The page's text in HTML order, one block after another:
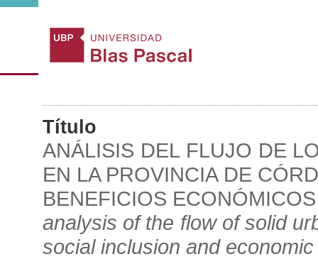
Título
ANÁLISIS DEL FLUJO DE
EN LA PROVINCIA DE
BENEFICIOS
analysis of the flow of solid
social inclusion and